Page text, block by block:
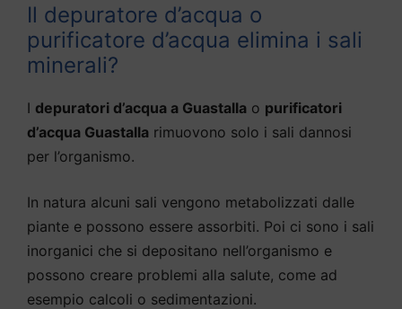
Il depuratore d’acqua o
purificatore d’acqua elimina i sali
minerali?
I depuratori d’acqua a Guastalla o purificatori
d’acqua Guastalla rimuovono solo i sali dannosi
per l’organismo.
In natura alcuni sali vengono metabolizzati dalle
piante e possono essere assorbiti. Poi ci sono i sali
inorganici che si depositano nell’organismo e
possono creare problemi alla salute, come ad
esempio calcoli o sedimentazioni.